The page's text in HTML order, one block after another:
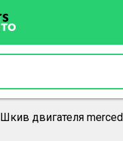
Шкив двигателя